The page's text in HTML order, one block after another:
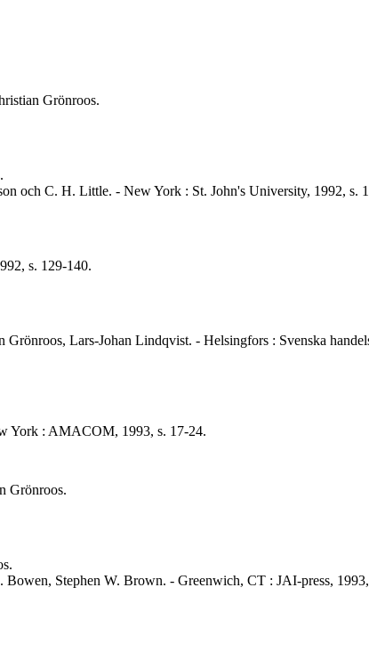
Grönroos.
och C. H. Little. - New York : St. John's University, 1992, s.
s. 129-140.
Lars-Johan Lindqvist. - Helsingfors : Svenska
York : AMACOM, 1993, s. 17-24.
Grönroos.
Stephen W. Brown. - Greenwich, CT : JAI-press,